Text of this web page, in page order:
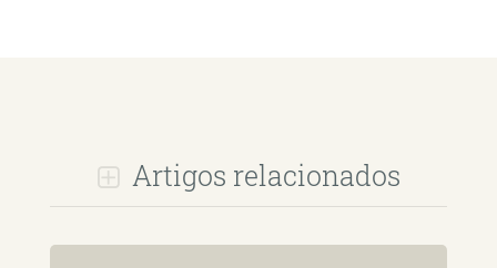
Artigos relacionados